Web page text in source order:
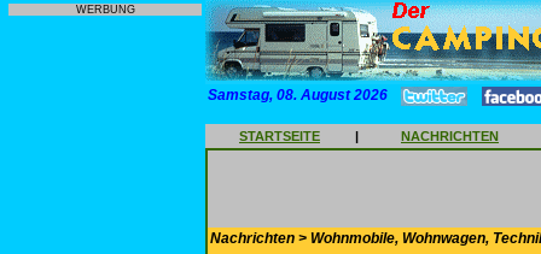
WERBUNG
Samstag, 08. August 2026
STARTSEITE | NACHRICHTEN
Nachrichten > Wohnmobile, Wohnwagen,